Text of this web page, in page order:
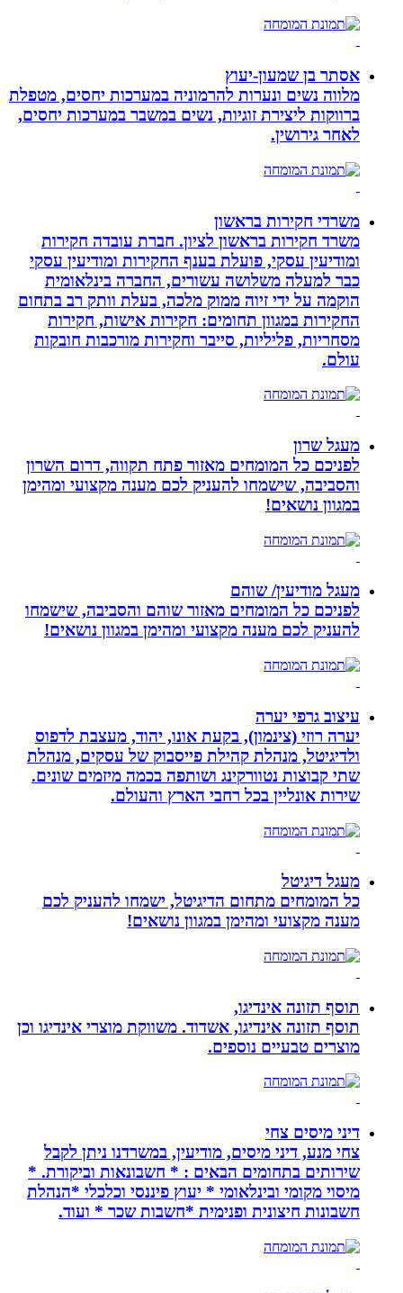
אסתר בן שמעון-יעוץ
מלווה נשים ונערות להרמוניה במערכות יחסים, מטפלת
ברווקות ליצירת זוגיות, נשים במשבר במערכות יחסים,
לאחר גירושין.
משרדי חקירות בראשון
משרד חקירות בראשון לציון. חברת עובדה חקירות
ומודיעין עסקי, פועלת בענף החקירות ומודיעין עסקי
כבר למעלה משלושה עשורים, החברה בינלאומית
הוקמה על ידי זיוה ממוק מלכה, בעלת וותק רב בתחום
החקירות במגוון תחומים: חקירות אישות, חקירות
מסחריות, פליליות, סייבר וחקירות מורכבות חובקות
עולם.
מעגל שרון
לפניכם כל המומחים מאזור פתח תקווה, דרום השרון
והסביבה, שישמחו להעניק לכם מענה מקצועי ומהימן
במגוון נושאים!
מעגל מודיעין/ שוהם
לפניכם כל המומחים מאזור שוהם והסביבה, שישמחו
להעניק לכם מענה מקצועי ומהימן במגוון נושאים!
עיצוב גרפי יערה
יערה רוזי (צינמון), בקעת אונו, יהוד, מעצבת לדפוס
ולדיגיטל, מנהלת קהילת פייסבוק של עסקים, מנהלת
שתי קבוצות נטוורקינג ושותפה בכמה מיזמים שונים.
שירות אונליין בכל רחבי הארץ והעולם.
מעגל דיגיטל
כל המומחים מתחום הדיגיטל, ישמחו להעניק לכם
מענה מקצועי ומהימן במגוון נושאים!
תוסף תזונה אינדיגו,
תוסף תזונה אינדיגו, אשדוד. משווקת מוצרי אינדיגו וכן
מוצרים טבעיים נוספים.
דיני מיסים צחי
צחי מנע, דיני מיסים, מודיעין, במשרדנו ניתן לקבל
שירותים בתחומים הבאים : * חשבונאות וביקורת. *
מיסוי מקומי ובינלאומי * יעוץ פיננסי וכלכלי *הנהלת
חשבונות חיצונית ופנימית *חשבות שכר * ועוד.